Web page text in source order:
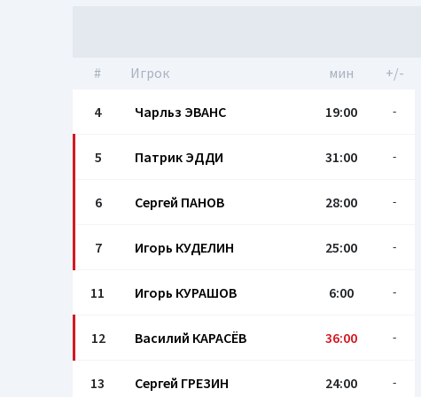
# Игрок мин +/-
4 Чарльз ЭВАНС 19:00 -
5 Патрик ЭДДИ 31:00 -
6 Сергей ПАНОВ 28:00 -
7 Игорь КУДЕЛИН 25:00 -
11 Игорь КУРАШОВ 6:00 -
12 Василий КАРАСЁВ 36:00 -
13 Сергей ГРЕЗИН 24:00 -